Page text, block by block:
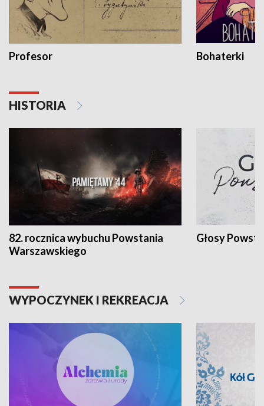
Profesor Bohaterki
HISTORIA
82. rocznica wybuchu Powstania
Warszawskiego
Głosy
WYPOCZYNEK I REKREACJA